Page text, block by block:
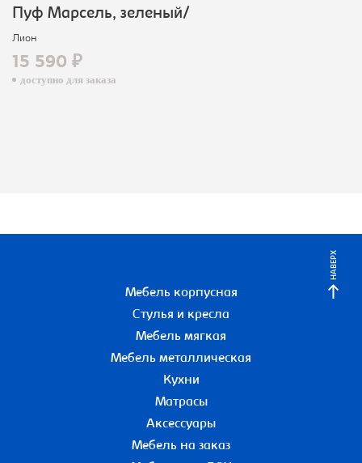
Пуф Марсель, зеленый/
Лион
15 590 ₽
доступно для заказа
НАВЕРХ
Мебель корпусная
Стулья и кресла
Мебель мягкая
Мебель металлическая
Кухни
Матрасы
Аксессуары
Мебель на заказ